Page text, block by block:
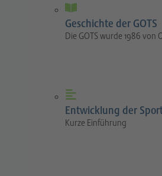
Geschichte der GOTS
Die GOTS wurde 1986 von
Entwicklung der
Kurze Einführung